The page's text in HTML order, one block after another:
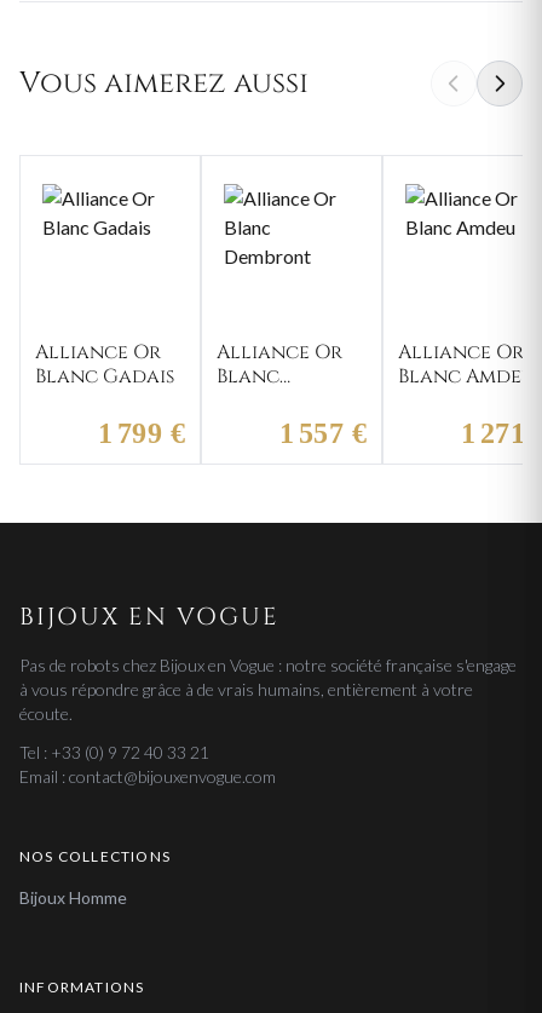
Vous aimerez aussi
Alliance Or
Blanc Gadais
1 799 €
Alliance Or
Blanc
1 557 €
Alliance Or
Blanc Amdeu
1 271
BIJOUX EN VOGUE
Pas de robots chez Bijoux en Vogue : notre société française s'engage
à vous répondre grâce à de vrais humains, entièrement à votre
écoute.
Tel : +33 (0) 9 72 40 33 21
Email : contact@bijouxenvogue.com
NOS COLLECTIONS
Bijoux Homme
INFORMATIONS